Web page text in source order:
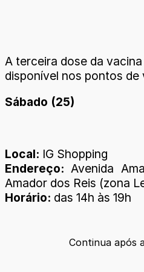
A terceira dose da
disponível nos pontos
Sábado (25)
Local: IG Shopping
Endereço:Avenida
Amador dos Reis (zona
Horário: das 14h às 19h
Continua após